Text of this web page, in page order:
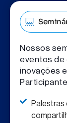
Nossos
eventos de
inovações
Palestras